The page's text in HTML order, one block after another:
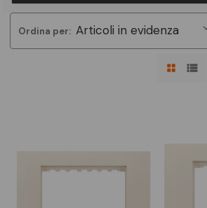
Ordina per: